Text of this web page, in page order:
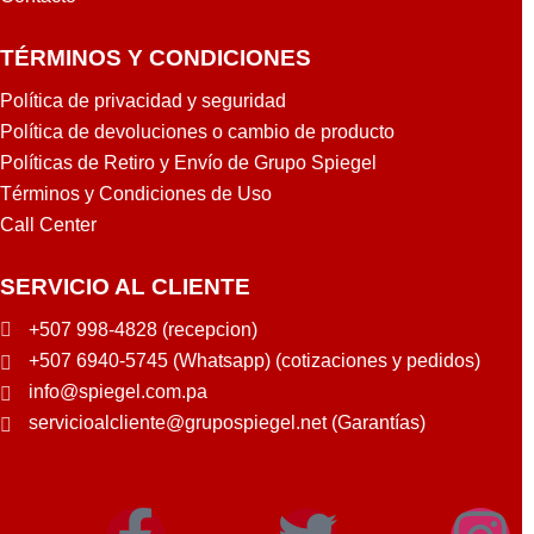
TÉRMINOS Y CONDICIONES
Política de privacidad y seguridad
Política de devoluciones o cambio de producto
Políticas de Retiro y Envío de Grupo Spiegel
Términos y Condiciones de Uso
Call Center
SERVICIO AL CLIENTE
+507 998-4828 (recepcion)
+507 6940-5745 (Whatsapp) (cotizaciones y pedidos)
info@spiegel.com.pa
servicioalcliente@grupospiegel.net (Garantías)